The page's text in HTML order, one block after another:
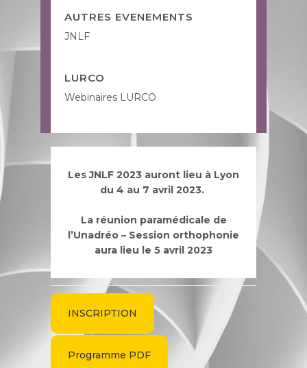
AUTRES EVENEMENTS
JNLF
LURCO
Webinaires LURCO
Les JNLF 2023 auront lieu à Lyon
du 4 au 7 avril 2023.
La réunion paramédicale de
l’Unadréo – Session orthophonie
aura lieu le 5 avril 2023
INSCRIPTION
Programme PDF